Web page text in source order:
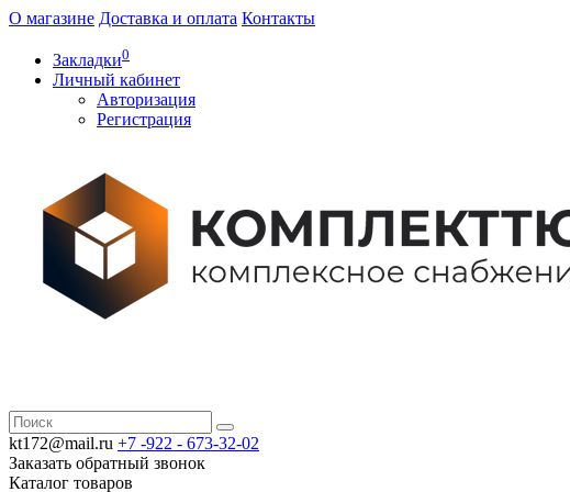
О магазине Доставка и оплата Контакты
Закладки0
Личный кабинет
Авторизация
Регистрация
kt172@mail.ru +7 -922 - 673-32-02
Заказать обратный звонок
Каталог товаров